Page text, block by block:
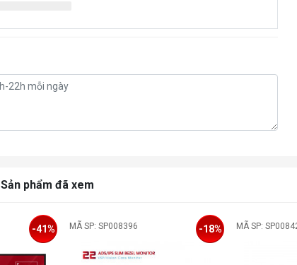
Sản phẩm đã xem
-41% MÃ SP: SP008396 -18% MÃ SP: